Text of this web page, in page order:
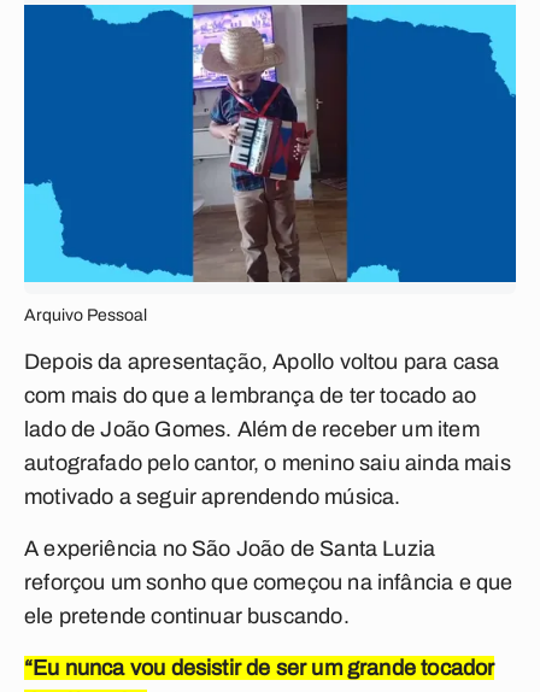
Arquivo Pessoal
Depois da apresentação, Apollo voltou para casa
com mais do que a lembrança de ter tocado ao
lado de João Gomes. Além de receber um item
autografado pelo cantor, o menino saiu ainda mais
motivado a seguir aprendendo música.
A experiência no São João de Santa Luzia
reforçou um sonho que começou na infância e que
ele pretende continuar buscando.
“Eu nunca vou desistir de ser um grande tocador